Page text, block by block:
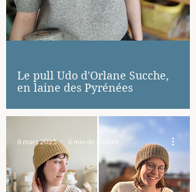
Le pull Udo d'Orlane Sucche,
en laine des Pyrénées
8 mars 2025 6 min de lecture